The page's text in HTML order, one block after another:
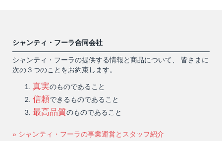
シャンティ・フーラ合同会社
シャンティ・フーラの提供する情報と商品について、 皆さまに
次の３つのことをお約束します。
真実のものであること
信頼できるものであること
最高品質のものであること
» シャンティ・フーラの事業運営とスタッフ紹介